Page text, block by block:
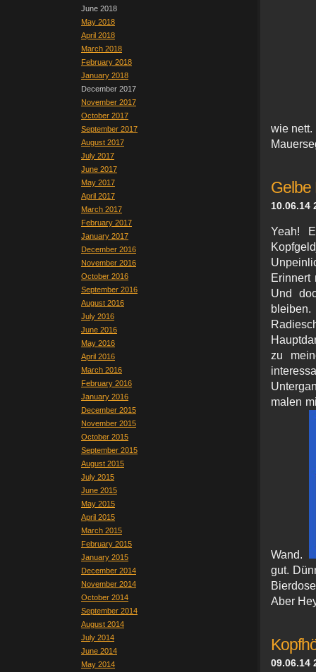
June 2018
May 2018
April 2018
March 2018
February 2018
January 2018
December 2017
November 2017
October 2017
September 2017
August 2017
July 2017
June 2017
May 2017
April 2017
March 2017
February 2017
January 2017
December 2016
November 2016
October 2016
September 2016
August 2016
July 2016
June 2016
May 2016
April 2016
March 2016
February 2016
January 2016
December 2015
November 2015
October 2015
September 2015
August 2015
July 2015
June 2015
May 2015
April 2015
March 2015
February 2015
January 2015
December 2014
November 2014
October 2014
September 2014
August 2014
July 2014
June 2014
May 2014
wie nett.
Gelbe
10.06.14
Yeah!
Und
zu
malen
Wand.
gut.
Aber
09.06.14